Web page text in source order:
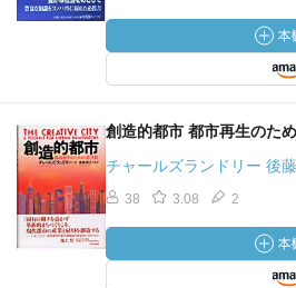
まず地域通貨であるが、これはそ
場や政府よりも非営利セクターに
値の交換を媒介する機能を持って
域の自立的な発展の契機をもたら
はこのような地域の経済循環に対
ーも地域全体のコーディネートと
援することが大切であるし、民間
集積があるということも、地域通
及効果を発揮する上では重要な要
創造的都市 都市再生のた
チャールズランドリー 後
38 3.08 2